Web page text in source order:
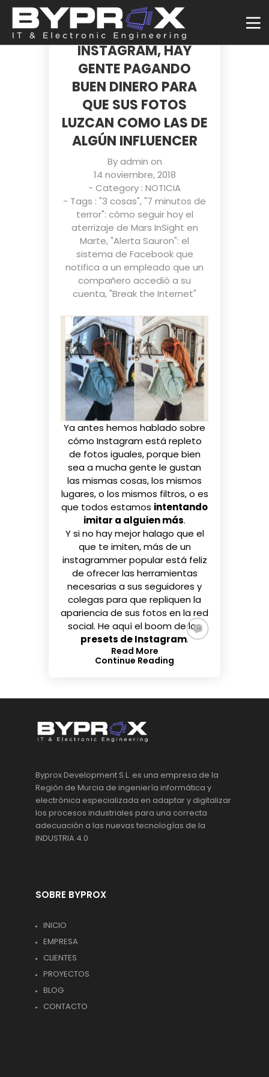
EL BOOM DE LOS
PRESETS DE
INSTAGRAM, HAY
GENTE PAGANDO
BUEN DINERO PARA
QUE SUS FOTOS
LUZCAN COMO LAS DE
ALGÚN INFLUENCER
Byadmin on
14 noviembre, 2018
- Category : NOTICIA
- Tags : "3 cosas","7 minutos de
terror": cómo seguir hoy el
aterrizaje de Mars InSight en
Marte,"Alerta Sauron": el
sistema de Facebook que
notifica a un empleado que un
compañero accedió a su
cuenta,"Break the Internet"
Ya antes hemos hablado sobre
cómo Instagram está repleto
de fotos iguales, porque bien
sea a mucha gente le gustan
las mismas cosas, los mismos
lugares, o los mismos filtros, o es
que todos estamos intentando
imitar a alguien más.
Y si no hay mejor halago que el
que te imiten, más de un
instagrammer popular está feliz
de ofrecer las herramientas
necesarias a sus seguidores y
colegas para que repliquen la
apariencia de sus fotos en la red
social. He aquí el boom de los
presets de Instagram.
Read More
Continue Reading
Byprox Development S.L. es una empresa de la
Región de Murcia de ingeniería informática y
electrónica especializada en adaptar y digitalizar
los procesos industriales para una correcta
adecuación a las nuevas tecnologías de la
INDUSTRIA 4.0
SOBRE BYPROX
INICIO
EMPRESA
CLIENTES
PROYECTOS
BLOG
CONTACTO